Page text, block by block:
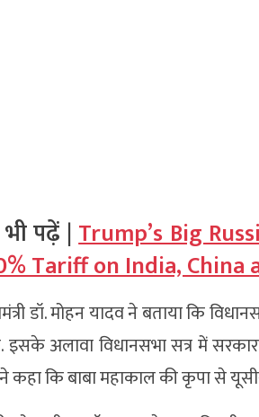
पढ़ें |Trump’s Big
Tariff on India, China
डॉ. मोहन यादव ने बताया कि
इसके अलावा विधानसभा सत्र में
कहा कि बाबा महाकाल की कृपा से